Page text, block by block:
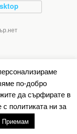
по-добро
да сърфирате в
политиката ни за
Приемам